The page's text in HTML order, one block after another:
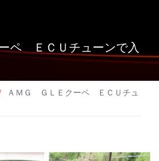
ペ ＥＣＵチューンで入
ＡＭＧ ＧＬＥクーペ ＥＣＵチュ